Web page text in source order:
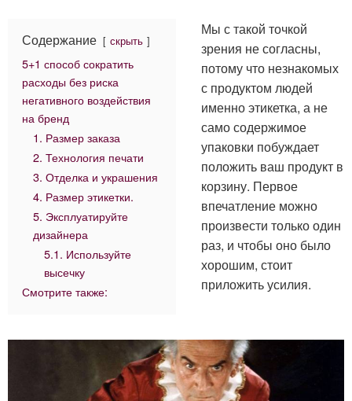
Содержание скрыть
5+1 способ сократить
расходы без риска
негативного воздействия
на бренд
1. Размер заказа
2. Технология печати
3. Отделка и украшения
4. Размер этикетки.
5. Эксплуатируйте
дизайнера
5.1. Используйте
высечку
Смотрите также:
Мы с такой точкой
зрения не согласны,
потому что незнакомых
с продуктом людей
именно этикетка, а не
само содержимое
упаковки побуждает
положить ваш продукт в
корзину. Первое
впечатление можно
произвести только один
раз, и чтобы оно было
хорошим, стоит
приложить усилия.